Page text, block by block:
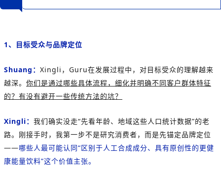
1、目标受众与品牌定位
Shuang： Xingli，Guru在发展过程中，对目标受众的理解越来
越深。 你们是通过哪些具体流程，细化并明确不同客户群体特征
的？有没有避开一些传统方法的坑？
Xingli： 我们确实没走“先看年龄、地域这些人口统计数据”的老
路。刚接手时，我第一步不是研究消费者，而是先锚定品牌定位
——哪些人最可能认同“区别于人工合成成分、具有原创性的更健
康能量饮料”这个价值主张。